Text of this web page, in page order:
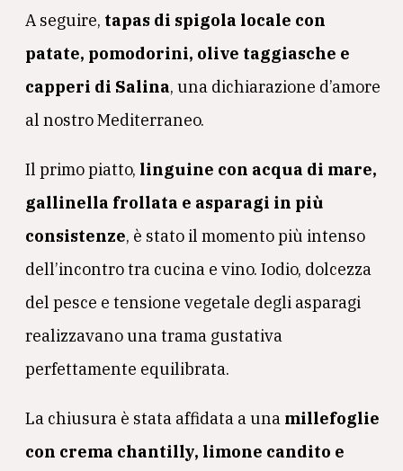
A seguire, tapas di spigola locale con
patate, pomodorini, olive taggiasche e
capperi di Salina, una dichiarazione d’amore
al nostro Mediterraneo.
Il primo piatto, linguine con acqua di mare,
gallinella frollata e asparagi in più
consistenze, è stato il momento più intenso
dell’incontro tra cucina e vino. Iodio, dolcezza
del pesce e tensione vegetale degli asparagi
realizzavano una trama gustativa
perfettamente equilibrata.
La chiusura è stata affidata a una millefoglie
con crema chantilly, limone candito e